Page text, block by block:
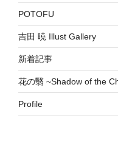
POTOFU
吉田 暁 Illust Gallery
新着記事
花の翳 ~Shadow of the
Profile